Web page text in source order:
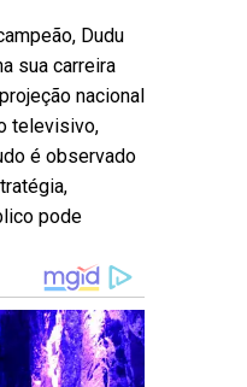
Dudu
sua carreira
nacional
televisivo,
é observado
pode